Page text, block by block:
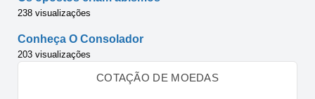
238 visualizações
Conheça O Consolador
203 visualizações
COTAÇÃO DE MOEDAS